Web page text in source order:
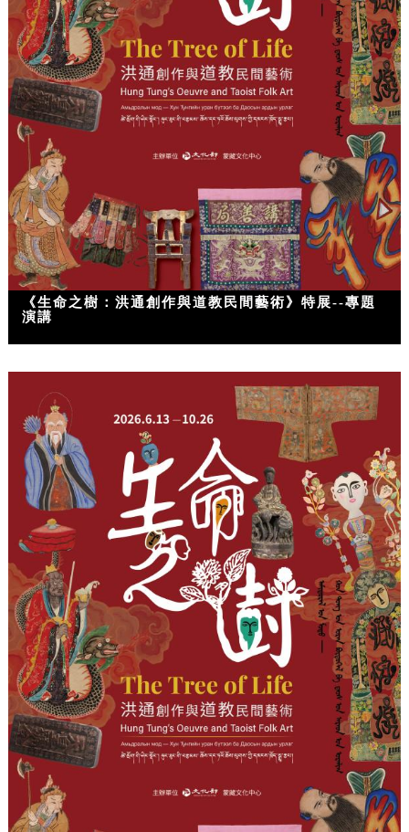
《生命之樹：洪通創作與道教民間藝術》特展--專題
演講